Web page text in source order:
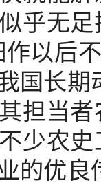
乎无
以后
国长期
担当
少农
的优